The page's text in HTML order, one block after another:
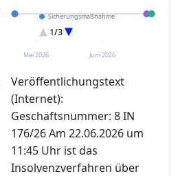
Sicherungsmaßnahme
Eröffnung
Entscheidung im Verfahren
1/3
Mai 2026 Juni 2026
Veröffentlichungstext
(Internet):
Geschäftsnummer: 8 IN
176/26 Am 22.06.2026 um
11:45 Uhr ist das
Insolvenzverfahren über